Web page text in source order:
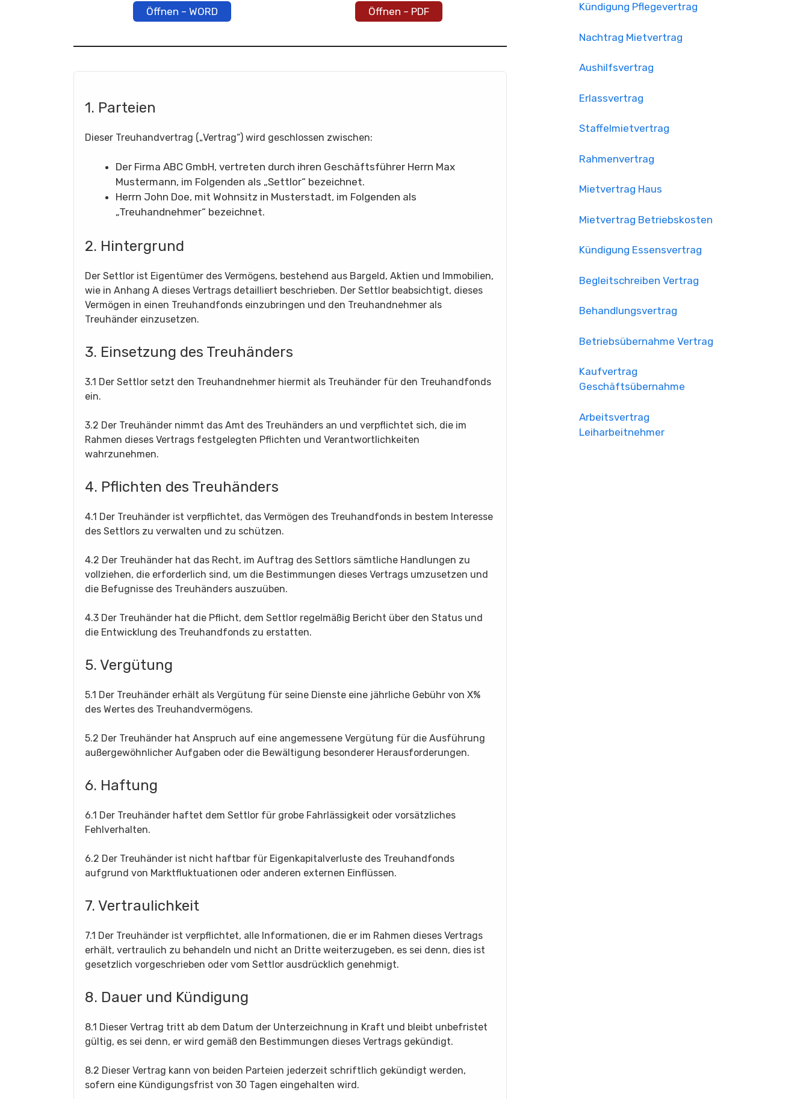
Öffnen – WORD Öffnen – PDF
1. Parteien
Dieser Treuhandvertrag („Vertrag“) wird geschlossen zwischen:
Der Firma ABC GmbH, vertreten durch ihren Geschäftsführer Herrn Max
Mustermann, im Folgenden als „Settlor“ bezeichnet.
Herrn John Doe, mit Wohnsitz in Musterstadt, im Folgenden als
„Treuhandnehmer“ bezeichnet.
2. Hintergrund
Der Settlor ist Eigentümer des Vermögens, bestehend aus Bargeld, Aktien und Immobilien,
wie in Anhang A dieses Vertrags detailliert beschrieben. Der Settlor beabsichtigt, dieses
Vermögen in einen Treuhandfonds einzubringen und den Treuhandnehmer als
Treuhänder einzusetzen.
3. Einsetzung des Treuhänders
3.1 Der Settlor setzt den Treuhandnehmer hiermit als Treuhänder für den Treuhandfonds
ein.
3.2 Der Treuhänder nimmt das Amt des Treuhänders an und verpflichtet sich, die im
Rahmen dieses Vertrags festgelegten Pflichten und Verantwortlichkeiten
wahrzunehmen.
4. Pflichten des Treuhänders
4.1 Der Treuhänder ist verpflichtet, das Vermögen des Treuhandfonds in bestem Interesse
des Settlors zu verwalten und zu schützen.
4.2 Der Treuhänder hat das Recht, im Auftrag des Settlors sämtliche Handlungen zu
vollziehen, die erforderlich sind, um die Bestimmungen dieses Vertrags umzusetzen und
die Befugnisse des Treuhänders auszuüben.
4.3 Der Treuhänder hat die Pflicht, dem Settlor regelmäßig Bericht über den Status und
die Entwicklung des Treuhandfonds zu erstatten.
5. Vergütung
5.1 Der Treuhänder erhält als Vergütung für seine Dienste eine jährliche Gebühr von X%
des Wertes des Treuhandvermögens.
5.2 Der Treuhänder hat Anspruch auf eine angemessene Vergütung für die Ausführung
außergewöhnlicher Aufgaben oder die Bewältigung besonderer Herausforderungen.
6. Haftung
6.1 Der Treuhänder haftet dem Settlor für grobe Fahrlässigkeit oder vorsätzliches
Fehlverhalten.
6.2 Der Treuhänder ist nicht haftbar für Eigenkapitalverluste des Treuhandfonds
aufgrund von Marktfluktuationen oder anderen externen Einflüssen.
7. Vertraulichkeit
7.1 Der Treuhänder ist verpflichtet, alle Informationen, die er im Rahmen dieses Vertrags
erhält, vertraulich zu behandeln und nicht an Dritte weiterzugeben, es sei denn, dies ist
gesetzlich vorgeschrieben oder vom Settlor ausdrücklich genehmigt.
8. Dauer und Kündigung
8.1 Dieser Vertrag tritt ab dem Datum der Unterzeichnung in Kraft und bleibt unbefristet
gültig, es sei denn, er wird gemäß den Bestimmungen dieses Vertrags gekündigt.
8.2 Dieser Vertrag kann von beiden Parteien jederzeit schriftlich gekündigt werden,
sofern eine Kündigungsfrist von 30 Tagen eingehalten wird.
Kündigung Pflegevertrag
Nachtrag Mietvertrag
Aushilfsvertrag
Erlassvertrag
Staffelmietvertrag
Rahmenvertrag
Mietvertrag Haus
Mietvertrag Betriebskosten
Kündigung Essensvertrag
Begleitschreiben Vertrag
Behandlungsvertrag
Betriebsübernahme Vertrag
Kaufvertrag
Geschäftsübernahme
Arbeitsvertrag
Leiharbeitnehmer